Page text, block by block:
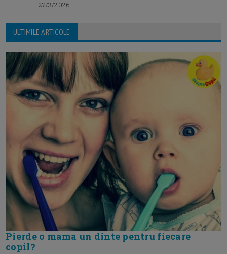
27/3/2026
ULTIMILE ARTICOLE
Pierde o mama un dinte pentru fiecare
copil?